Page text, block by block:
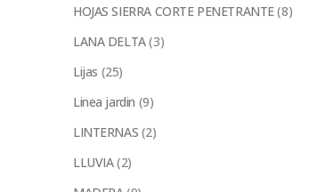
HOJAS SIERRA CORTE PENETRANTE(8)
LANA DELTA(3)
Lijas (25)
Linea jardin (9)
LINTERNAS (2)
LLUVIA(2)